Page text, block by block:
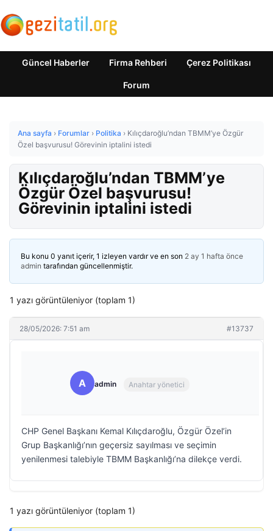
Güncel Haberler Firma Rehberi Çerez Politikası
Forum
Ana sayfa › Forumlar › Politika › Kılıçdaroğlu’ndan TBMM’ye Özgür
Özel başvurusu! Görevinin iptalini istedi
Kılıçdaroğlu’ndan TBMM’ye
Özgür Özel başvurusu!
Görevinin iptalini istedi
Bu konu 0 yanıt içerir, 1 izleyen vardır ve en son 2 ay 1 hafta önce
admin tarafından güncellenmiştir.
1 yazı görüntüleniyor (toplam 1)
28/05/2026: 7:51 am #13737
A admin Anahtar yönetici
CHP Genel Başkanı Kemal Kılıçdaroğlu, Özgür Özel’in
Grup Başkanlığı’nın geçersiz sayılması ve seçimin
yenilenmesi talebiyle TBMM Başkanlığı’na dilekçe verdi.
1 yazı görüntüleniyor (toplam 1)